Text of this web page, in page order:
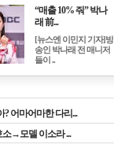
“매출 10% 줘” 박나
래 前...
[뉴스엔 이민지 기자]방
송인 박나래 전 매니저
들이 ..
? 어마어마한 다리...
소→모델 이소라 ...